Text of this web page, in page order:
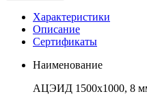
Характеристики
Описание
Сертификаты
Наименование
АЦЭИД 1500x1000, 8